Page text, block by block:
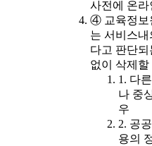
사전에 온
④ 교육정보
는 서비스
다고 판단되
없이 삭제
1. 다
나 중
우
2. 공
용의